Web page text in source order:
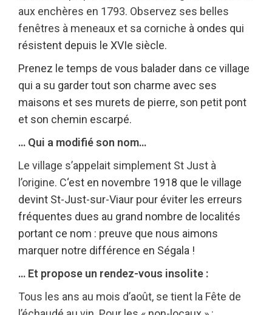
aux enchères en 1793. Observez ses belles
fenêtres à meneaux et sa corniche à ondes qui
résistent depuis le XVIe siècle.
Prenez le temps de vous balader dans ce village
qui a su garder tout son charme avec ses
maisons et ses murets de pierre, son petit pont
et son chemin escarpé.
… Qui a modifié son nom…
Le village s’appelait simplement St Just à
l’origine. C‘est en novembre 1918 que le village
devint St-Just-sur-Viaur pour éviter les erreurs
fréquentes dues au grand nombre de localités
portant ce nom : preuve que nous aimons
marquer notre différence en Ségala !
… Et propose un rendez-vous insolite :
Tous les ans au mois d’août, se tient la Fête de